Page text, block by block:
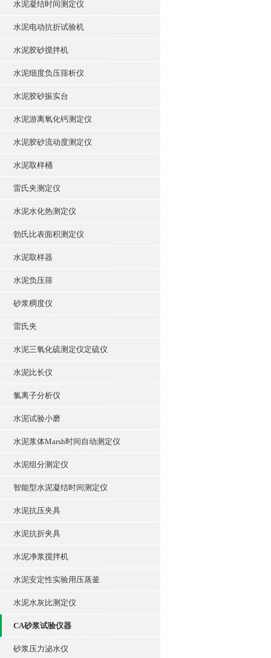
水泥凝结时间测定仪
水泥电动抗折试验机
水泥胶砂搅拌机
水泥细度负压筛析仪
水泥胶砂振实台
水泥游离氧化钙测定仪
水泥胶砂流动度测定仪
水泥取样桶
雷氏夹测定仪
水泥水化热测定仪
勃氏比表面积测定仪
水泥取样器
水泥负压筛
砂浆稠度仪
雷氏夹
水泥三氧化硫测定仪定硫仪
水泥比长仪
氯离子分析仪
水泥试验小磨
水泥浆体Marsh时间自动测定仪
水泥组分测定仪
智能型水泥凝结时间测定仪
水泥抗压夹具
水泥抗折夹具
水泥净浆搅拌机
水泥安定性实验用压蒸釜
水泥水灰比测定仪
CA砂浆试验仪器
砂浆压力泌水仪